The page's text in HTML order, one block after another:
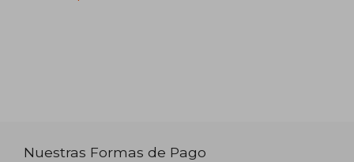
Nuestras Formas de Pago